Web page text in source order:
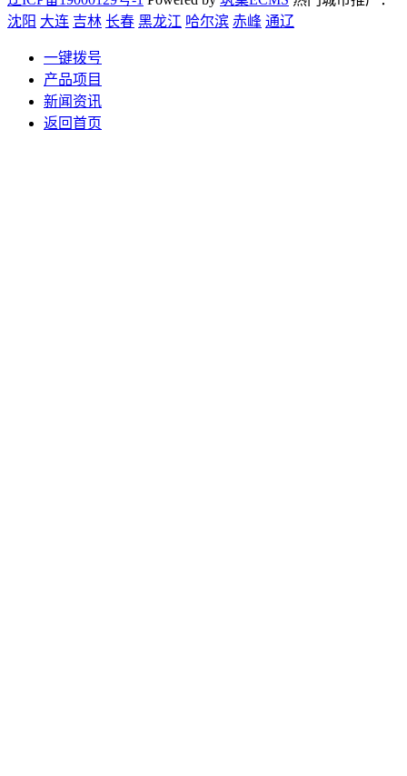
沈阳 大连 吉林 长春 黑龙江 哈尔滨 赤峰 通辽
一键拨号
产品项目
新闻资讯
返回首页